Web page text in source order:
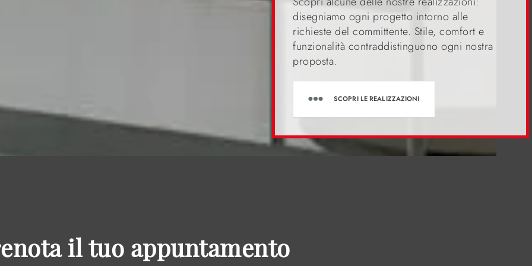
disegniamo ogni progetto intorno alle
richieste del committente. Stile, comfort e
funzionalità contraddistinguono ogni nostra
proposta.
SCOPRI LE REALIZZAZIONI
il tuo appuntamento